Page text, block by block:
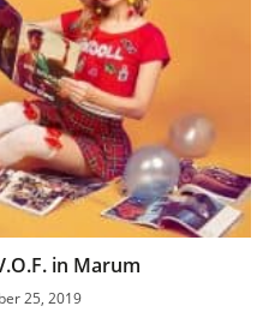
in Marum
25, 2019